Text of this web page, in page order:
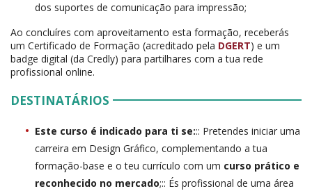
dos suportes de comunicação para impressão;
Ao concluíres com aproveitamento esta formação, receberás
um Certificado de Formação (acreditado pela DGERT) e um
badge digital (da Credly) para partilhares com a tua rede
profissional online.
DESTINATÁRIOS
Este curso é indicado para ti se::: Pretendes iniciar uma
carreira em Design Gráfico, complementando a tua
formação-base e o teu currículo com um curso prático e
reconhecido no mercado;:: És profissional de uma área